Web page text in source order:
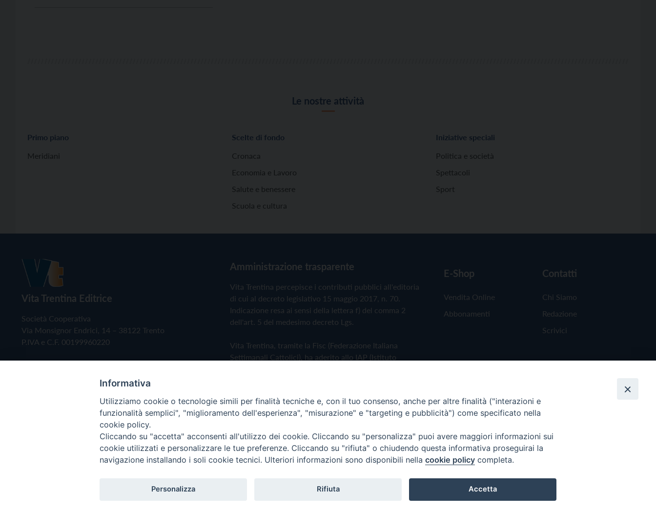
Le nostre attività
Primo piano
Meridiani
Scelte di fondo
Cronaca
Economia e Lavoro
Salute e benessere
Scuola e cultura
Iniziative speciali
Politica e società
Spettacoli
Sport
Vita Trentina Editrice
Società Cooperativa
Via Monsignor Endrici, 14 – 38122 Trento
P.IVA e C.F. 00199960220
Amministrazione trasparente
Vita Trentina percepisce i contributi pubblici all'editoria
di cui al decreto legislativo 15 maggio 2017, n. 70.
Indicazione resa ai sensi della lettera f) del comma 2
dell'art. 5 del medesimo decreto Lgs.
Vita Trentina, tramite la Fisc (Federazione Italiana
Settimanali Cattolici), ha aderito allo IAP (Istituto
Privacy Policy Cookie Policy
E-Shop
Vendita Online
Abbonamenti
Contatti
Chi Siamo
Redazione
Scrivici
Copyright © 2019 - Tutti i diritti riservati - Vita Trentina Editrice
Informativa
Utilizziamo cookie o tecnologie simili per finalità tecniche e, con il tuo consenso, anche per altre finalità ("interazioni e
funzionalità semplici", "miglioramento dell'esperienza", "misurazione" e "targeting e pubblicità") come specificato nella
cookie policy.
Cliccando su "accetta" acconsenti all'utilizzo dei cookie. Cliccando su "personalizza" puoi avere maggiori informazioni sui
cookie utilizzati e personalizzare le tue preferenze. Cliccando su "rifiuta" o chiudendo questa informativa proseguirai la
navigazione installando i soli cookie tecnici. Ulteriori informazioni sono disponibili nella cookie policy completa.
Personalizza Rifiuta Accetta